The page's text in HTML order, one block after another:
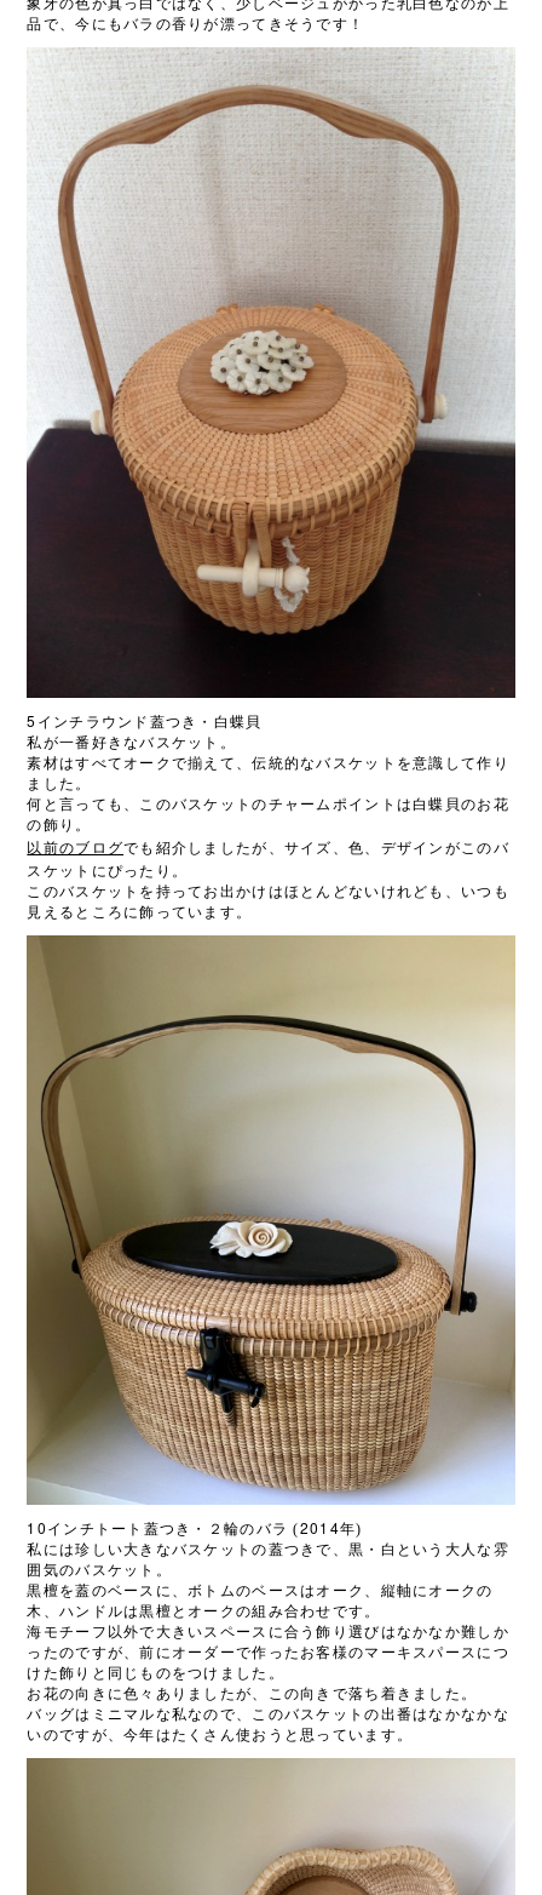
品で、今にもバラの香りが漂ってきそうです！
5 インチラウンド蓋つき・白蝶貝
私が一番好きなバスケット。
素材はすべてオークで揃えて、伝統的なバスケットを意識して作り
ました。
何と言っても、このバスケットのチャームポイントは白蝶貝のお花
の飾り。
以前のブログでも紹介しましたが、サイズ、色、デザインがこのバ
スケットにぴったり。
このバスケットを持ってお出かけはほとんどないけれども、いつも
見えるところに飾っています。
10 インチトート蓋つき・２輪のバラ (2014年)
私には珍しい大きなバスケットの蓋つきで、黒・白という大人な雰
囲気のバスケット。
黒檀を蓋のベースに、ボトムのベースはオーク、縦軸にオークの
木、ハンドルは黒檀とオークの組み合わせです。
海モチーフ以外で大きいスペースに合う飾り選びはなかなか難しか
ったのですが、前にオーダーで作ったお客様のマーキスパースにつ
けた飾りと同じものをつけました。
お花の向きに色々ありましたが、この向きで落ち着きました。
バッグはミニマルな私なので、このバスケットの出番はなかなかな
いのですが、今年はたくさん使おうと思っています。